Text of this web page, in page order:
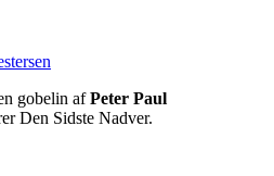
gobelin afPeter Paul
Den Sidste Nadver.